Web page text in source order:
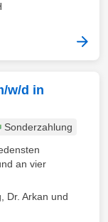
w/d in
Sonderzahlung
an vier
Dr. Arkan und